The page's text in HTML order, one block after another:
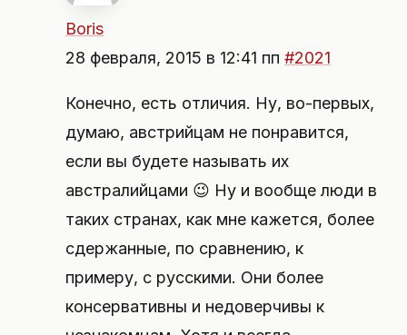
Boris
28 февраля, 2015 в 12:41 пп #2021
Конечно, есть отличия. Ну, во-первых,
думаю, австрийцам не понравится,
если вы будете называть их
австралийцами 😉 Ну и вообще люди в
таких странах, как мне кажется, более
сдержанные, по сравнению, к
примеру, с русскими. Они более
консервативны и недоверчивы к